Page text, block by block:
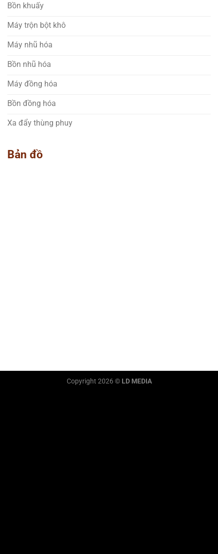
Bồn khuấy
Máy trộn bột khô
Máy nhũ hóa
Bồn nhũ hóa
Máy đồng hóa
Bồn đồng hóa
Xa đẩy thùng phuy
Bản đồ
Copyright 2026 © LD MEDIA